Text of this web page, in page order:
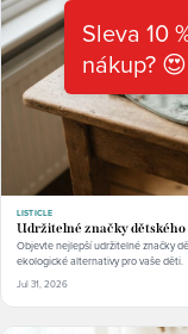
LISTICLE
Udržitelné značky
Objevte nejlepší udržitelné značky
ekologické alternativy pro vaše děti.
Jul 31, 2026
Sleva 10
nákup? 😍